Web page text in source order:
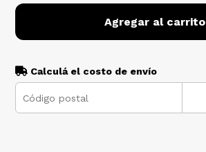
Agregar al carrito
Calculá el costo de envío